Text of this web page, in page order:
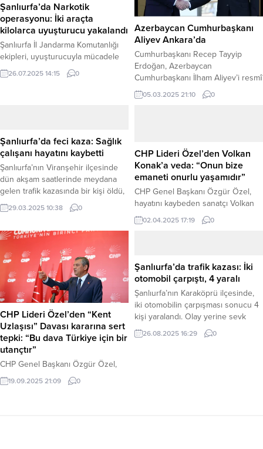
Şanlıurfa’da Narkotik
operasyonu: İki araçta
kilolarca uyuşturucu yakalandı
Şanlıurfa İl Jandarma Komutanlığı
ekipleri, uyuşturucuyla mücadele
kapsamında düzenledikleri başarılı
bir operasyonla zehir tacirlerine
maddesi ele geçirilirken, olayla ilgili
3 şüpheli hakkında adli işlem
başlatıldı. Şanlıurfa İl Jandarma
Komutanlığı,...
26.07.2025 14:15 0
Azerbaycan Cumhurbaşkanı
Aliyev Ankara’da
Cumhurbaşkanı Recep Tayyip
Erdoğan, Azerbaycan
Cumhurbaşkanı İlham Aliyev’i resmî
törenle karşıladı. Aliyev, Iğdır-
Nahçıvan doğal gaz boru hattının
kapısında karşıladı. Daha sonra
Cumhurbaşkanı Erdoğan ve Aliyev,
merdivenlerde Türkiye ve
Azerbaycan bayrakları önünde
fotoğraf çektirdi. Ulusal Gündem
sitesinden daha fazla şey...
05.03.2025 21:10 0
Şanlıurfa’da feci kaza: Sağlık
çalışanı hayatını kaybetti
Şanlıurfa’nın Viranşehir ilçesinde
dün akşam saatlerinde meydana
gelen trafik kazasında bir kişi öldü,
bir kişi yaralandı. Kaza, Viranşehir-
Siverek karayolunda bir hafif ticari
sonucu yaşandı. Edinilen bilgilere
göre, plakaları henüz
belirlenemeyen hafif ticari araç ile
otomobilin çarpışmasıyla olay
yerine jandarma ve sağlık ekipleri
sevk edildi. Kazada...
29.03.2025 10:38 0
CHP Lideri Özel’den Volkan
Konak’a veda: “Onun bize
emaneti onurlu yaşamıdır”
CHP Genel Başkanı Özgür Özel,
hayatını kaybeden sanatçı Volkan
Konak için Trabzon Maçka’da
düzenlenen cenaze törenine
olsun. Cenazelerde çokça söylenir,
‘Yeri dolmaz’ diye. Herhalde bu
cümlenin, bu ifadenin en karşılık
bulacağı, en söylenip de tam yerine
geleceği yer varsa o da Volkan...
02.04.2025 17:19 0
CHP Lideri Özel’den “Kent
Uzlaşısı” Davası kararına sert
tepki: “Bu dava Türkiye için bir
utançtır”
CHP Genel Başkanı Özgür Özel,
İstanbul’da görülen “Kent Uzlaşısı”
davasında tutuklu sanıkların tahliye
19.09.2025 21:09 0
Şanlıurfa’da trafik kazası: İki
otomobil çarpıştı, 4 yaralı
Şanlıurfa’nın Karaköprü ilçesinde,
iki otomobilin çarpışması sonucu 4
kişi yaralandı. Olay yerine sevk
edilen sağlık ekipleri, yaralılara ilk
müdahaleyi yaptıktan sonra onları
26.08.2025 16:29 0